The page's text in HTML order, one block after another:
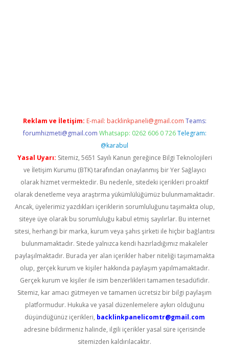
Reklam ve İletişim: E-mail: backlinkpaneli@gmail.com Teams:
forumhizmeti@gmail.com Whatsapp: 0262 606 0 726 Telegram:
@karabul
Yasal Uyarı: Sitemiz, 5651 Sayılı Kanun gereğince Bilgi Teknolojileri
ve İletişim Kurumu (BTK) tarafından onaylanmış bir Yer Sağlayıcı
olarak hizmet vermektedir. Bu nedenle, sitedeki içerikleri proaktif
olarak denetleme veya araştırma yükümlülüğümüz bulunmamaktadır.
Ancak, üyelerimiz yazdıkları içeriklerin sorumluluğunu taşımakta olup,
siteye üye olarak bu sorumluluğu kabul etmiş sayılırlar. Bu internet
sitesi, herhangi bir marka, kurum veya şahıs şirketi ile hiçbir bağlantısı
bulunmamaktadır. Sitede yalnızca kendi hazırladığımız makaleler
paylaşılmaktadır. Burada yer alan içerikler haber niteliği taşımamakta
olup, gerçek kurum ve kişiler hakkında paylaşım yapılmamaktadır.
Gerçek kurum ve kişiler ile isim benzerlikleri tamamen tesadüfidir.
Sitemiz, kar amacı gütmeyen ve tamamen ücretsiz bir bilgi paylaşım
platformudur. Hukuka ve yasal düzenlemelere aykırı olduğunu
düşündüğünüz içerikleri, backlinkpanelicomtr@gmail.com
adresine bildirmeniz halinde, ilgili içerikler yasal süre içerisinde
sitemizden kaldırılacaktır.